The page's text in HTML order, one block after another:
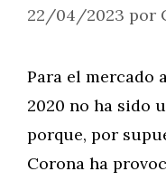
22/04/2023 por
Para el mercado
2020 no ha sido
porque, por
Corona ha